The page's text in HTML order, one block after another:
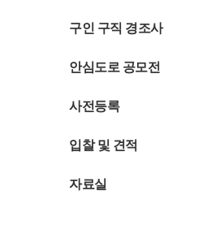
구인 구직 경조사
안심도로 공모전
사전등록
입찰 및 견적
자료실